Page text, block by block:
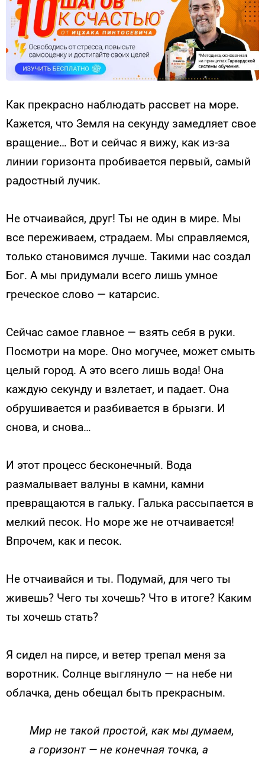
Как прекрасно наблюдать рассвет на море.
Кажется, что Земля на секунду замедляет свое
вращение… Вот и сейчас я вижу, как из-за
линии горизонта пробивается первый, самый
радостный лучик.
Не отчаивайся, друг! Ты не один в мире. Мы
все переживаем, страдаем. Мы справляемся,
только становимся лучше. Такими нас создал
Бог. А мы придумали всего лишь умное
греческое слово — катарсис.
Сейчас самое главное — взять себя в руки.
Посмотри на море. Оно могучее, может смыть
целый город. А это всего лишь вода! Она
каждую секунду и взлетает, и падает. Она
обрушивается и разбивается в брызги. И
снова, и снова…
И этот процесс бесконечный. Вода
размалывает валуны в камни, камни
превращаются в гальку. Галька рассыпается в
мелкий песок. Но море же не отчаивается!
Впрочем, как и песок.
Не отчаивайся и ты. Подумай, для чего ты
живешь? Чего ты хочешь? Что в итоге? Каким
ты хочешь стать?
Я сидел на пирсе, и ветер трепал меня за
воротник. Солнце выглянуло — на небе ни
облачка, день обещал быть прекрасным.
Мир не такой простой, как мы думаем,
а горизонт — не конечная точка, а